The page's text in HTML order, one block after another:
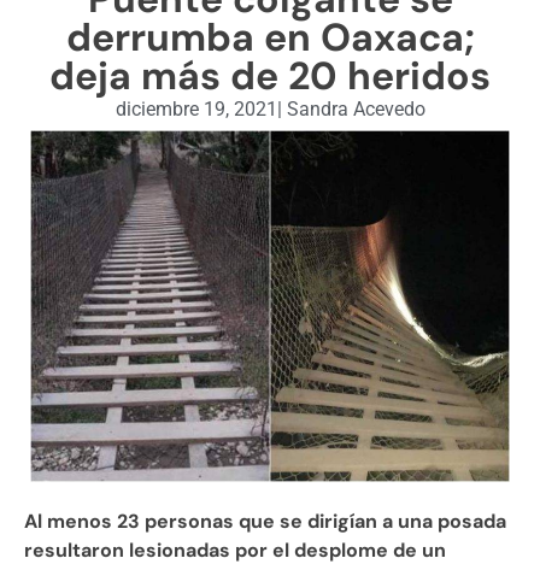
derrumba en Oaxaca;
deja más de 20 heridos
diciembre 19, 2021 | Sandra Acevedo
Al menos 23 personas que se dirigían a una posada
resultaron lesionadas por el desplome de un